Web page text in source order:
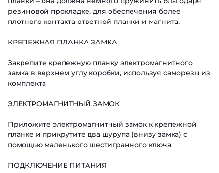
резиновой прокладке, для обеспечения более
плотного контакта ответной планки и магнита.
КРЕПЕЖНАЯ ПЛАНКА ЗАМКА
Закрепите крепежную планку электромагнитного
замка в верхнем углу коробки, используя саморезы из
комплекта
ЭЛЕКТРОМАГНИТНЫЙ ЗАМОК
Приложите электромагнитный замок к крепежной
планке и прикрутите два шурупа (внизу замка) с
помощью маленького шестигранного ключа
ПОДКЛЮЧЕНИЕ ПИТАНИЯ